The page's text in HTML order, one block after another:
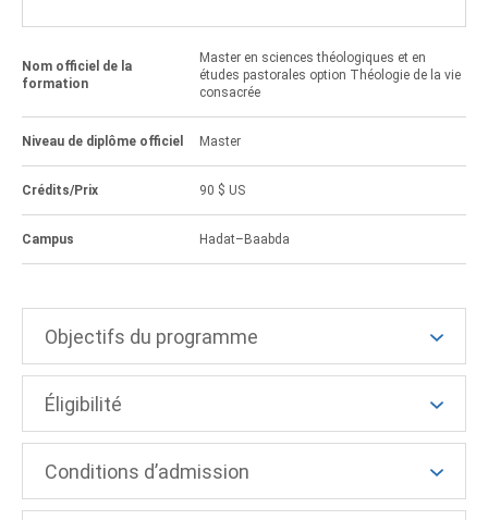
Nom officiel de la
formation
Master en sciences théologiques et en
études pastorales option Théologie de la vie
consacrée
Niveau de diplôme officiel Master
Crédits/Prix 90 $ US
Campus Hadat–Baabda
Objectifs du programme
Éligibilité
Conditions d’admission